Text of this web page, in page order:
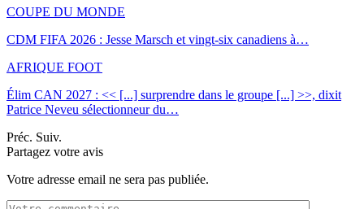
COUPE DU MONDE
CDM FIFA 2026 : Jesse Marsch et vingt-six canadiens à…
AFRIQUE FOOT
Élim CAN 2027 : << [...] surprendre dans le groupe [...] >>, dixit
Patrice Neveu sélectionneur du…
Préc. Suiv.
Partagez votre avis
Votre adresse email ne sera pas publiée.